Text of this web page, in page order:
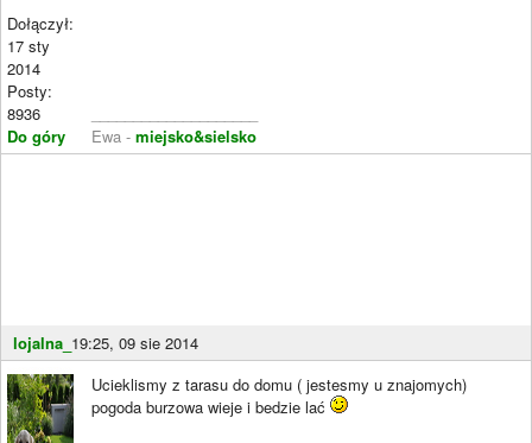
Dołączył:
17 sty
2014
Posty:
8936
Do góry
Ewa - miejsko&sielsko
lojalna_ 19:25, 09 sie 2014
Ucieklismy z tarasu do domu ( jestesmy u znajomych)
pogoda burzowa wieje i bedzie lać